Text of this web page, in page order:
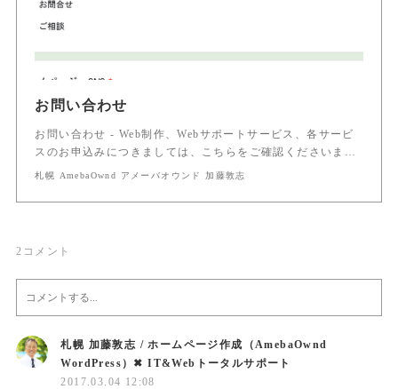
お問い合わせ
お問い合わせ - Web制作、Webサポートサービス、各サービ
スのお申込みにつきましては、こちらをご確認くださいま…
札幌 AmebaOwnd アメーバオウンド 加藤敦志
2 コメント
札幌 加藤敦志 / ホームページ作成（AmebaOwnd
WordPress）✖︎ IT&Webトータルサポート
2017.03.04 12:08